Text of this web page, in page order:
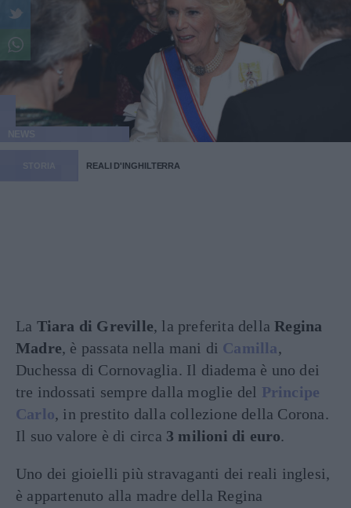
REALI D'INGHILTERRA
La Tiara di Greville, la preferita dellaRegina
Madre, è passata nella mani di Camilla,
Duchessa di Cornovaglia. Il diadema è uno dei
tre indossati sempre dalla moglie del Principe
Carlo, in prestito dalla collezione della Corona.
Il suo valore è di circa 3 milioni di euro.
Uno dei gioielli più stravaganti dei reali inglesi,
è appartenuto alla madre della Regina